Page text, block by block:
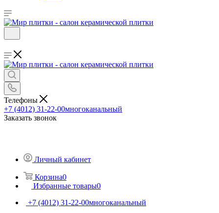
Телефоны
+7 (4012) 31-22-00многоканальный
Заказать звонок
Личный кабинет
Корзина0
Избранные товары0
+7 (4012) 31-22-00многоканальный